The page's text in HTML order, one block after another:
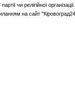
чи релігійної
на сайт